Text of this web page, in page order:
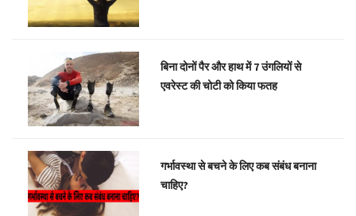
बिना दोनों पैर और हाथ में 7 उंगलियों से
एवरेस्ट की चोटी को किया फतह
गर्भावस्था से बचने के लिए कब संबंध बनाना
चाहिए?